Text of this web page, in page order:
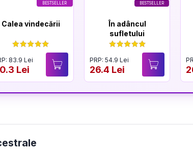
BESTSELLER
Calea vindecării
83.9 Lei
Lei
BESTSELLER
În adâncul
sufletului
PRP: 54.9 Lei
26.4 Lei